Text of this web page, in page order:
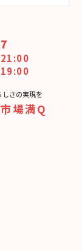
さの実現を
場満Q